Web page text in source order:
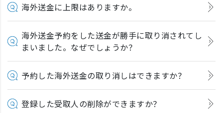
海外送金に上限はありますか。
海外送金予約をした送金が勝手に取り消されてし
まいました。なぜでしょうか？
予約した海外送金の取り消しはできますか？
登録した受取人の削除ができますか？